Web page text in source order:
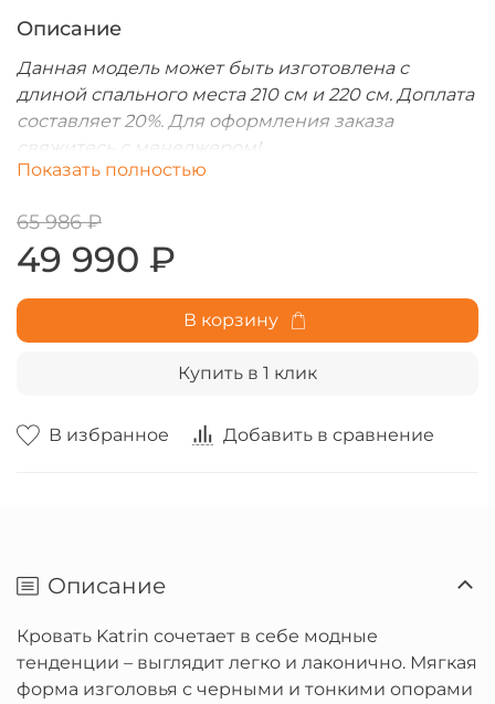
В избранное Добавить в сравнение
Описание
Данная модель может быть изготовлена с
длиной спального места 210 см и 220 см. Доплата
составляет 20%. Для оформления заказа
свяжитесь с менеджером!
Показать полностью
65 986 ₽
49 990 ₽
В корзину
Купить в 1 клик
Описание
Кровать Katrin сочетает в себе модные
тенденции – выглядит легко и лаконично. Мягкая
форма изголовья с черными и тонкими опорами